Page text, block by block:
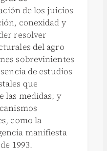
de los juicios
conexidad y
resolver
del agro
sobrevinientes
de estudios
que
las medidas; y
como la
manifiesta
1993.